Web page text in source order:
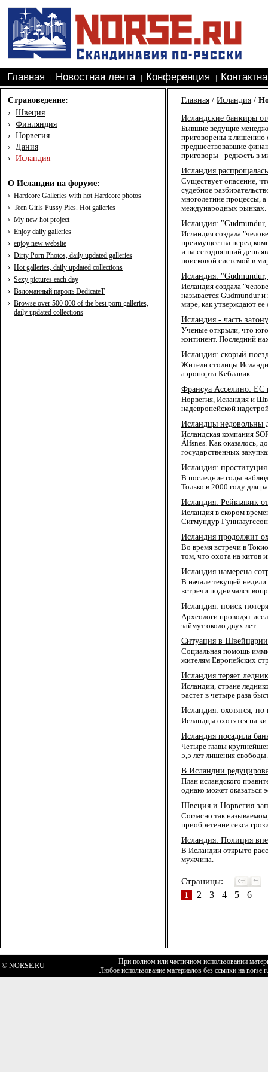
Главная Новостная лента| Конференция
Страноведение:
› Швеция
› Финляндия
› Норвегия
› Дания
› Исландия
О Исландии на форуме:
› Hardcore Galleries with hot Hardcore photos
› Teen Girls Pussy Pics. Hot galleries
› My new hot project
› Enjoy daily galleries
› enjoy new website
› Dirty Porn Photos, daily updated galleries
› Hot galleries, daily updated collections
› Sexy pictures each day
› Взломанный пароль DedicateT
› Browse over 500 000 of the best porn galleries,
daily updated collections
Главная / Исландия /
Исландские банкиры
Бывшие ведущие
приговорены к лишению
предшествовавшие
приговоры - редкость в
Исландия
Существует опасение,
судебное
многолетние процессы,
международных рынках.
Исландия:
Исландия создала
преимущества перед
и на сегодняшний день
поисковой системой в
Исландия:
Исландия создала
называется Gudmundur
мире, как утверждают ее
Исландия - часть
Ученые открыли, что
континент. Последний
Исландия: скорый
Жители столицы
аэропорта Кеблавик.
Франсуа Асселино: ЕС
Норвегия, Исландия и
надевропейской
Исландцы недовольны
Исландская компания
Álfsnes. Как оказалось,
государственных
Исландия:
В последние годы
Только в 2000 году для
Исландия: Рейкьявик
Исландия в скором
Сигмундур
Исландия продолжит
Во время встречи в
том, что охота на китов
Исландия намерена
В начале текущей
встречи поднимался
Исландия: поиск
Археологи проводят
займут около двух лет.
Ситуация в
Социальная помощь
жителям Европейских
Исландия теряет
Исландии, стране
растет в четыре раза
Исландия: охотятся, но
Исландцы охотятся на
Исландия посадила
Четыре главы
5,5 лет лишения свободы.
В Исландии
План исландского
однако может оказаться
Швеция и Норвегия
Согласно так
приобретение секса
Исландия: Полиция
В Исландии открыто
мужчина.
Страницы:
1
2 3 4 5 6
© NORSE.RU
При полном или частичном использовании
Любое использование материалов без ссылки на